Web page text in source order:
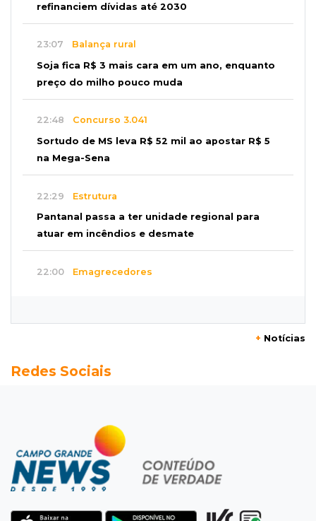
refinanciem dívidas até 2030
23:07 Balança rural
Soja fica R$ 3 mais cara em um ano, enquanto
preço do milho pouco muda
22:48 Concurso 3.041
Sortudo de MS leva R$ 52 mil ao apostar R$ 5
na Mega-Sena
22:29 Estrutura
Pantanal passa a ter unidade regional para
atuar em incêndios e desmate
22:00 Emagrecedores
Granizo danifica telhados e plantações
Agregado
Inter perde para o Corinthians mas avança às
quartas da Copa do Brasil
+ Notícias
Redes Sociais